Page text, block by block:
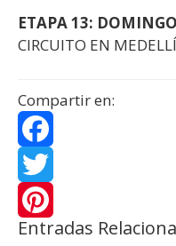
ETAPA 13:
CIRCUITO EN
Compartir en:
F
a
c
T
w
P
Entradas